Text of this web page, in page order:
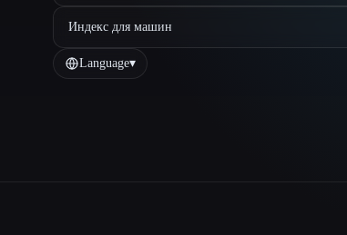
Индекс для машин
Language▾